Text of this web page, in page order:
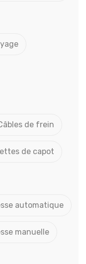
de frein
de capot
automatique
manuelle